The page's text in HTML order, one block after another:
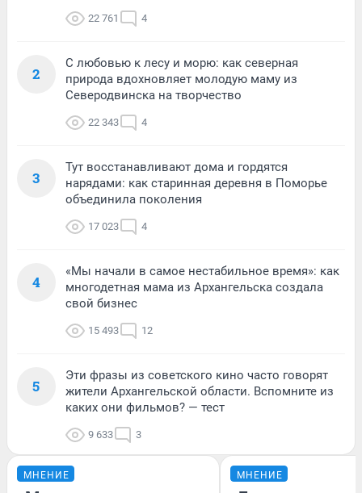
22 761 4
2
С любовью к лесу и морю: как северная
природа вдохновляет молодую маму из
Северодвинска на творчество
22 343 4
3
Тут восстанавливают дома и гордятся
нарядами: как старинная деревня в Поморье
объединила поколения
17 023 4
4
«Мы начали в самое нестабильное время»: как
многодетная мама из Архангельска создала
свой бизнес
15 493 12
5
Эти фразы из советского кино часто говорят
жители Архангельской области. Вспомните из
каких они фильмов? — тест
9 633 3
МНЕНИЕ МНЕНИЕ